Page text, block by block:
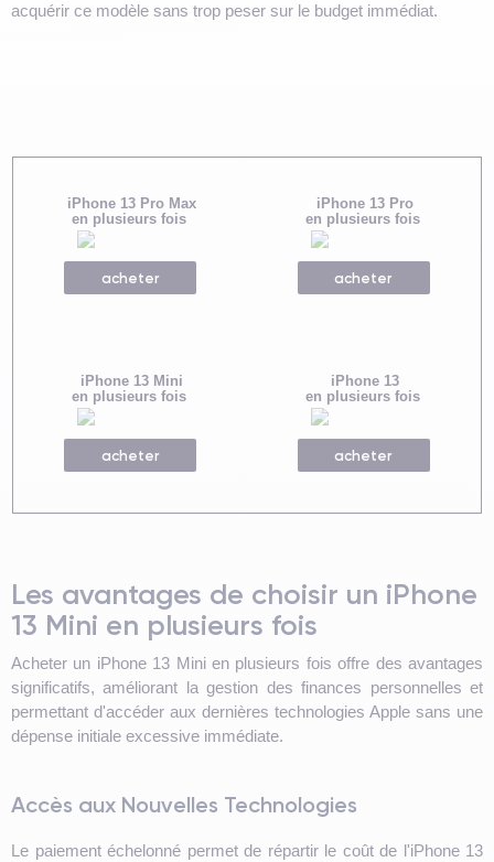
acquérir ce modèle sans trop peser sur le budget immédiat.
iPhone 13 Pro Max
en plusieurs fois
acheter
iPhone 13 Pro
en plusieurs fois
acheter
iPhone 13 Mini
en plusieurs fois
acheter
iPhone 13
en plusieurs fois
acheter
Les avantages de choisir un iPhone
13 Mini en plusieurs fois
Acheter un iPhone 13 Mini en plusieurs fois offre des avantages
significatifs, améliorant la gestion des finances personnelles et
permettant d'accéder aux dernières technologies Apple sans une
dépense initiale excessive immédiate.
Accès aux Nouvelles Technologies
Le paiement échelonné permet de répartir le coût de l'iPhone 13